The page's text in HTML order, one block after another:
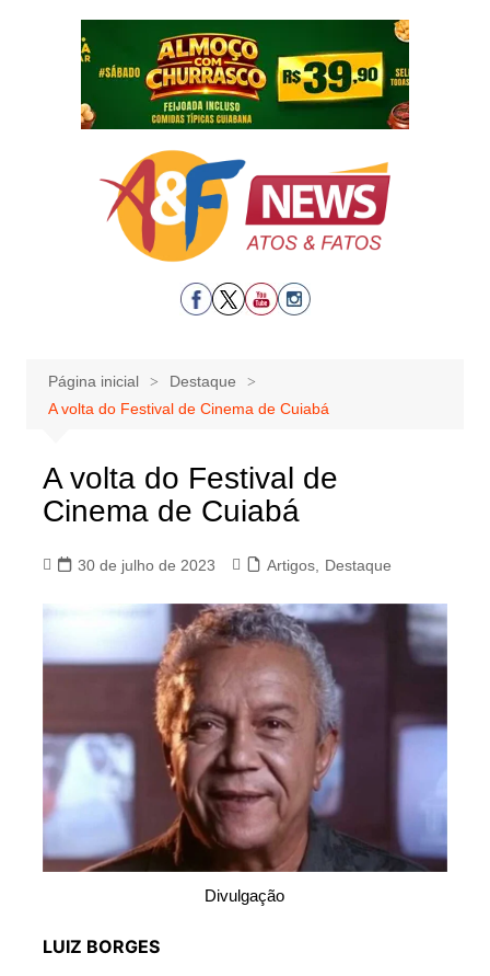
Página inicial
Destaque
A volta do Festival de Cinema de Cuiabá
A volta do Festival de
Cinema de Cuiabá
30 de julho de 2023 Artigos, Destaque
Divulgação
LUIZ BORGES